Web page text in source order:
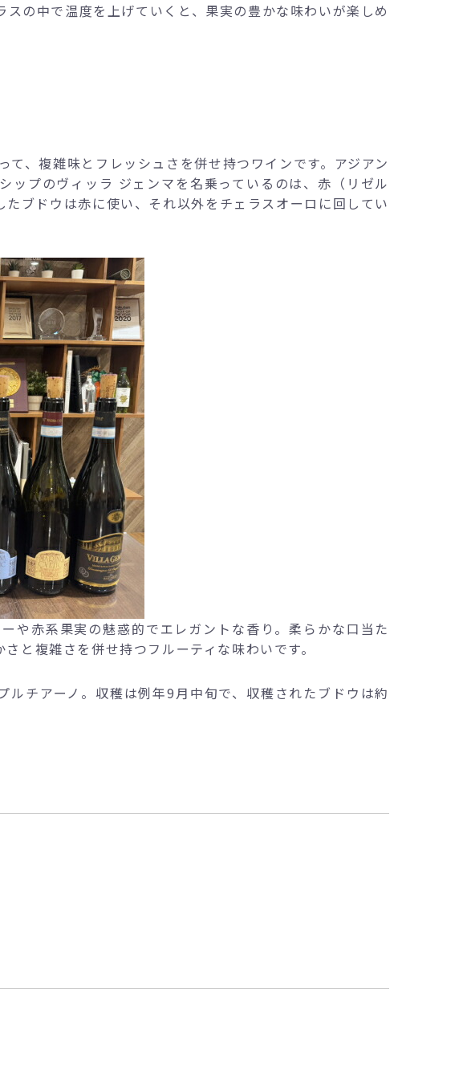
の中で温度を上げていくと、果実の豊かな味わいが楽しめ
、複雑味とフレッシュさを併せ持つワインです。アジアン
ップのヴィッラ ジェンマを名乗っているのは、赤（リゼル
ブドウは赤に使い、それ以外をチェラスオーロに回してい
や赤系果実の魅惑的でエレガントな香り。柔らかな口当た
と複雑さを併せ持つフルーティな味わいです。
チアーノ。収穫は例年9月中旬で、収穫されたブドウは約